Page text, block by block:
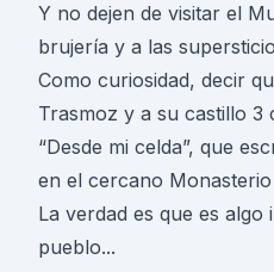
Y no dejen de visitar el
brujería y a las
Como curiosidad, decir
Trasmoz y a su castillo 3
“Desde mi celda”, que
en el cercano Monasterio
La verdad es que es algo
pueblo...